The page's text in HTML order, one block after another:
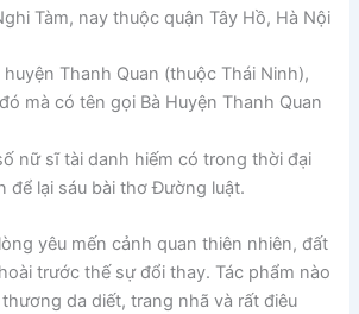
Tàm, nay thuộc quận Tây Hồ, Hà Nội
Thanh Quan (thuộc Thái Ninh),
mà có tên gọi Bà Huyện Thanh Quan
nữ sĩ tài danh hiếm có trong thời đại
để lại sáu bài thơ Đường luật.
yêu mến cảnh quan thiên nhiên, đất
trước thế sự đổi thay. Tác phẩm nào
da diết, trang nhã và rất điêu